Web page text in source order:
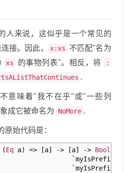
人来说，这似乎是一个常见的
接。因此， x:xs 不匹配"名为
xs 的事物列表"。相反，将 :
.
意味着"我不在乎"或"一些列
成它被命名为
NoMore .
原始代码是：
(Eq a) => [a] -> [a] -> Bool